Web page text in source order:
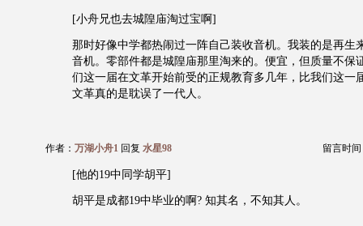
[小舟兄也去城隍庙淘过宝啊]
那时好像中学都热闹过一阵自己装收音机。我装的是再生
音机。零部件都是城隍庙那里淘来的。便宜，但质量不保
们这一届在文革开始前受的正规教育多几年，比我们这一
文革真的是耽误了一代人。
作者： 万湖小舟1 回复 水星98 留言时间
[他的19中同学胡平]
胡平是成都19中毕业的啊? 知其名，不知其人。